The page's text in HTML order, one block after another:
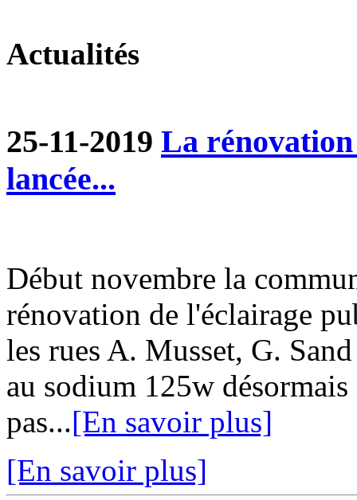
Actualités
25-11-2019 La
lancée...
Début novembre la
rénovation de l'éclairage
les rues A. Musset, G.
au sodium 125w
pas...[En savoir plus]
[En savoir plus]